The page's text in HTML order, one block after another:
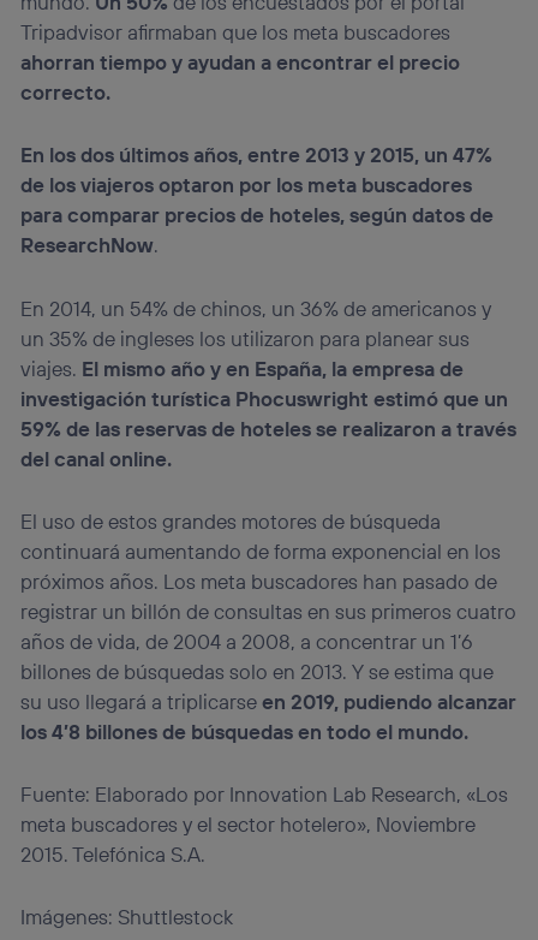
Tripadvisor afirmaban que los meta buscadores
ahorran tiempo y ayudan a encontrar el precio
correcto.
En los dos últimos años, entre 2013 y 2015, un 47%
de los viajeros optaron por los meta buscadores
para comparar precios de hoteles, según datos de
ResearchNow.
En 2014, un 54% de chinos, un 36% de americanos y
un 35% de ingleses los utilizaron para planear sus
viajes. El mismo año y en España, la empresa de
investigación turística Phocuswright estimó que un
59% de las reservas de hoteles se realizaron a través
del canal online.
El uso de estos grandes motores de búsqueda
continuará aumentando de forma exponencial en los
próximos años. Los meta buscadores han pasado de
registrar un billón de consultas en sus primeros cuatro
años de vida, de 2004 a 2008, a concentrar un 1’6
billones de búsquedas solo en 2013. Y se estima que
su uso llegará a triplicarseen 2019, pudiendo alcanzar
los 4’8 billones de búsquedas en todo el mundo.
Fuente: Elaborado por Innovation Lab Research, «Los
meta buscadores y el sector hotelero», Noviembre
2015. Telefónica S.A.
Imágenes: Shuttlestock